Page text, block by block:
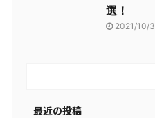
選！
2021/10/3
最近の投稿